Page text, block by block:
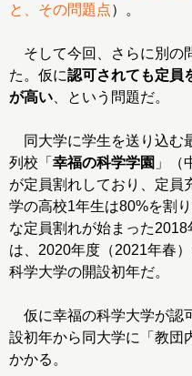
と、その問題点）。
そして今回、さらに別の
た。仮に認可されても定員
が高い 、という問題だ。
同大学に学生を送り込む
列校「 幸福の科学学園 」（
が定員割れしており、定員
学の高校1年生は80%を割
な定員割れが始まった
は、2020年度（2021年春
科学大学の開設初年だ。
仮に幸福の科学大学が認
設初年から同大学に「教団
かかる。